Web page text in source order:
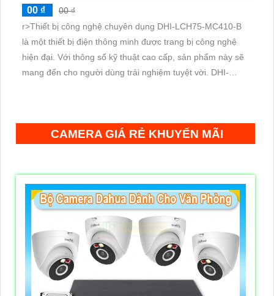
00 ₫
00 ₫
r>Thiết bị công nghệ chuyên dụng DHI-LCH75-MC410-B
là một thiết bị điện thông minh được trang bị công nghệ
hiện đại. Với thông số kỹ thuật cao cấp, sản phẩm này sẽ
mang đến cho người dùng trải nghiệm tuyệt vời. DHI-
CAMERA GIÁ RẺ KHUYẾN MÃI